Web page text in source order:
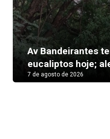
Av Bandeirantes
eucaliptos hoje;
7 de agosto de 2026